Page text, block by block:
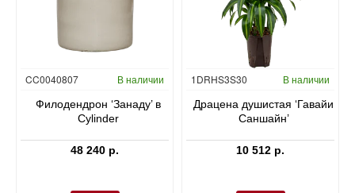
CC0040807 В наличии
Филодендрон ‘Занаду’ в
Cylinder
48 240 р.
Гидропоника
1DRHS3S30 В наличии
Драцена душистая ‘Гавайи
Саншайн’
10 512 р.